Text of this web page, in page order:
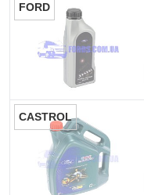
FORD
CASTROL